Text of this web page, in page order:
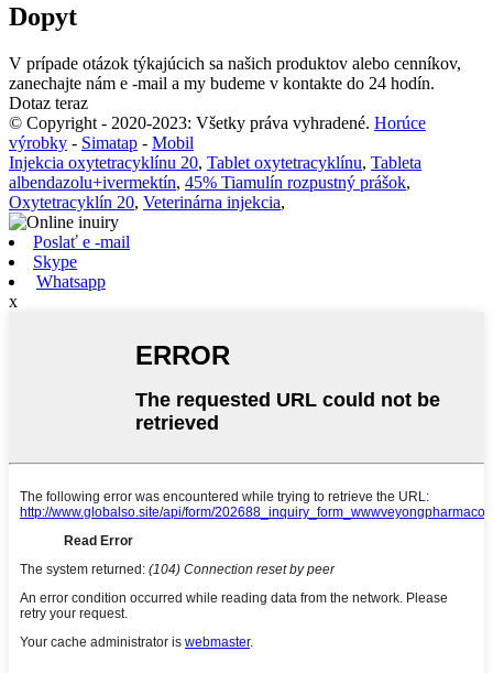
Dopyt
V prípade otázok týkajúcich sa našich produktov alebo cenníkov,
zanechajte nám e -mail a my budeme v kontakte do 24 hodín.
Dotaz teraz
© Copyright - 2020-2023: Všetky práva vyhradené. Horúce
výrobky - Simatap - Mobil
Injekcia oxytetracyklínu 20, Tablet oxytetracyklínu, Tableta
albendazolu+ivermektín, 45% Tiamulín rozpustný prášok,
Oxytetracyklín 20, Veterinárna injekcia,
Poslať e -mail
Skype
Whatsapp
x